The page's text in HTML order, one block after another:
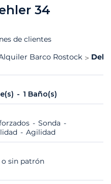
34
de clientes
Barco Rostock
1 Baño(s)
Sonda
Agilidad
sin patrón